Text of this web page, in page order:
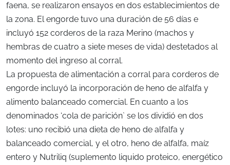
faena, se realizaron ensayos en dos establecimientos de
la zona. El engorde tuvo una duración de 56 días e
incluyó 152 corderos de la raza Merino (machos y
hembras de cuatro a siete meses de vida) destetados al
momento del ingreso al corral.
La propuesta de alimentación a corral para corderos de
engorde incluyó la incorporación de heno de alfalfa y
alimento balanceado comercial. En cuanto a los
denominados ‘cola de parición` se los dividió en dos
lotes: uno recibió una dieta de heno de alfalfa y
balanceado comercial, y el otro, heno de alfalfa, maíz
entero y Nutriliq (suplemento liquido proteico, energético